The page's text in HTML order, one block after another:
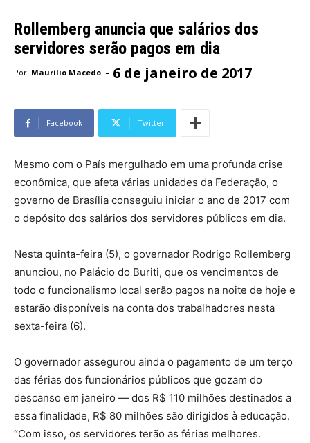
Rollemberg anuncia que salários dos
servidores serão pagos em dia
Por: Maurílio Macedo - 6 de janeiro de 2017
Facebook Twitter
Mesmo com o País mergulhado em uma profunda crise
econômica, que afeta várias unidades da Federação, o
governo de Brasília conseguiu iniciar o ano de 2017 com
o depósito dos salários dos servidores públicos em dia.
Nesta quinta-feira (5), o governador Rodrigo Rollemberg
anunciou, no Palácio do Buriti, que os vencimentos de
todo o funcionalismo local serão pagos na noite de hoje e
estarão disponíveis na conta dos trabalhadores nesta
sexta-feira (6).
O governador assegurou ainda o pagamento de um terço
das férias dos funcionários públicos que gozam do
descanso em janeiro — dos R$ 110 milhões destinados a
essa finalidade, R$ 80 milhões são dirigidos à educação.
“Com isso, os servidores terão as férias melhores.